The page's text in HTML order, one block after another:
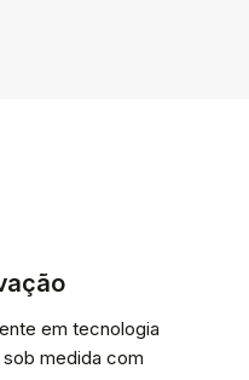
em tecnologia
medida com